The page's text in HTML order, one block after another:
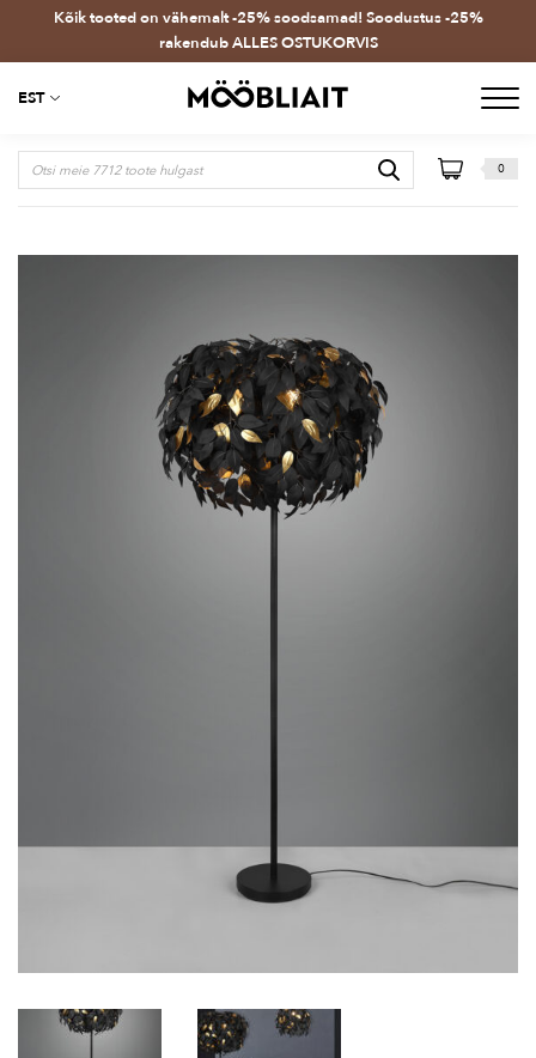
Kõik tooted on vähemalt -25% soodsamad! Soodustus -25%
rakendub ALLES OSTUKORVIS
EST
0